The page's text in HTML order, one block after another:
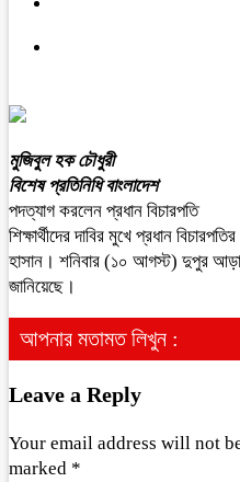
মুজিবুল হক চৌধুরী
বিশেষ প্রতিনিধি বাংলাদেশ
পদত্যাগ করলেন প্রধান বিচারপতি
শিক্ষার্থীদের দাবির মুখে প্রধান
হাসান। শনিবার (১০ আগস্ট) দুপুর
জানিয়েছে।
আপনার মতামত লিখুন :
Leave a Reply
Your email address will not
marked *